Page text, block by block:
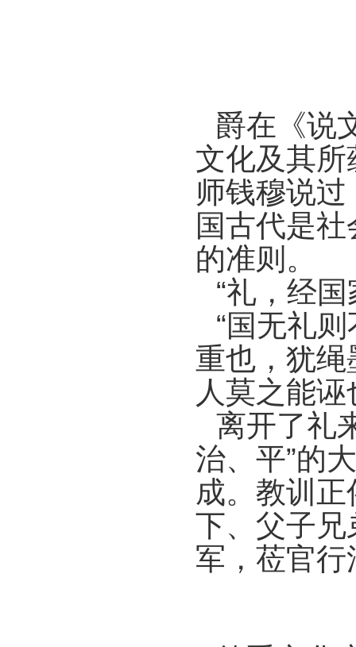
爵在《说
文化及其
师钱穆说
国古代是
的准则。
“礼，经
“国无礼
重也，犹
人莫之能诬
离开了礼
治、平”的
成。教训
下、父子
军，莅官